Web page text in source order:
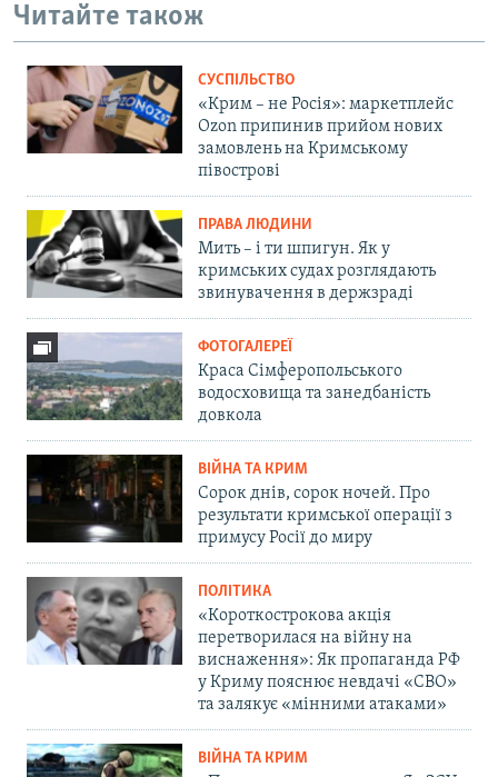
Читайте також
СУСПІЛЬСТВО
«Крим – не Росія»: маркетплейс
Ozon припинив прийом нових
замовлень на Кримському
півострові
ПРАВА ЛЮДИНИ
Мить – і ти шпигун. Як у
кримських судах розглядають
звинувачення в держзраді
ФОТОГАЛЕРЕЇ
Краса Сімферопольського
водосховища та занедбаність
довкола
ВІЙНА ТА КРИМ
Сорок днів, сорок ночей. Про
результати кримської операції з
примусу Росії до миру
ПОЛІТИКА
«Короткострокова акція
перетворилася на війну на
виснаження»: Як пропаганда РФ
у Криму пояснює невдачі «СВО»
та залякує «мінними атаками»
ВІЙНА ТА КРИМ